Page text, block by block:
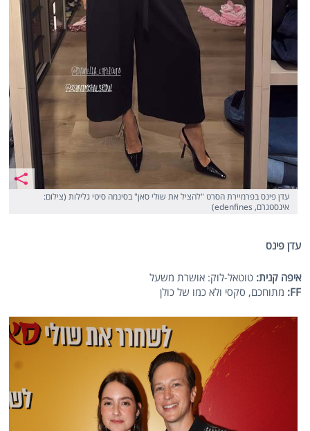
עדן פינס בפרמיירת הסרט "להציל את שולי סאן" בסינמה סיטי גלילות (צילום:
אינסטגרם, edenfines)
עדן פינס
איפה קנית: טוטאל-לוק: אושרת משעל
FF
: מתוחכם, סקסי ולא כמו של כולן